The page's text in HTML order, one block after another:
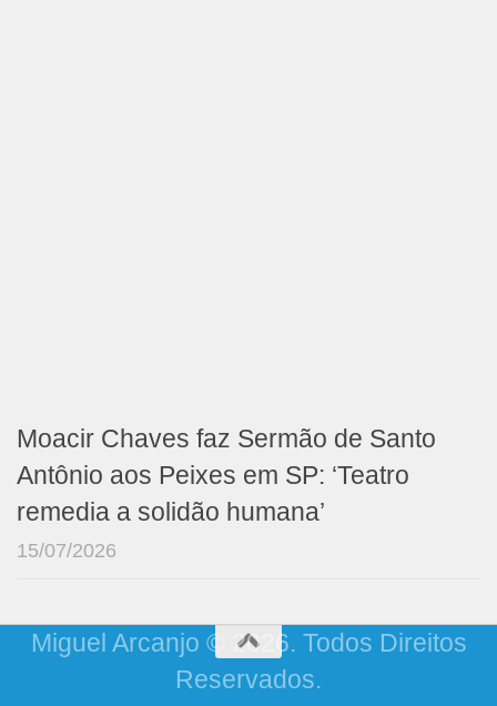
Moacir Chaves faz Sermão de Santo
Antônio aos Peixes em SP: ‘Teatro
remedia a solidão humana’
15/07/2026
Miguel Arcanjo © 2026. Todos Direitos
Reservados.